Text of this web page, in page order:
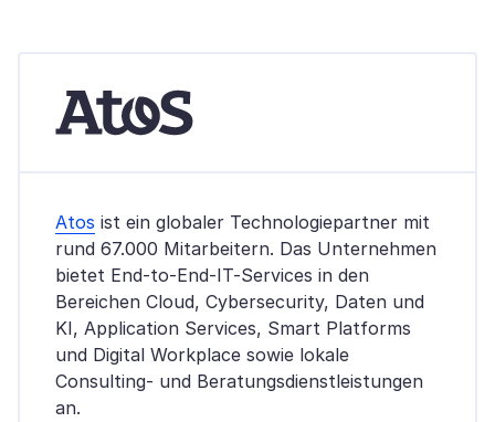
Atos ist ein globaler Technologiepartner mit
rund 67.000 Mitarbeitern. Das Unternehmen
bietet End-to-End-IT-Services in den
Bereichen Cloud, Cybersecurity, Daten und
KI, Application Services, Smart Platforms
und Digital Workplace sowie lokale
Consulting- und Beratungsdienstleistungen
an.